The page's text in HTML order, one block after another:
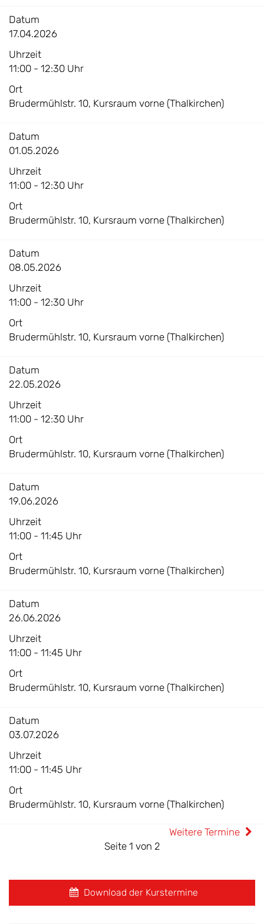
Datum
17.04.2026
Uhrzeit
11:00 - 12:30 Uhr
Ort
Brudermühlstr. 10, Kursraum vorne (Thalkirchen)
Datum
01.05.2026
Uhrzeit
11:00 - 12:30 Uhr
Ort
Brudermühlstr. 10, Kursraum vorne (Thalkirchen)
Datum
08.05.2026
Uhrzeit
11:00 - 12:30 Uhr
Ort
Brudermühlstr. 10, Kursraum vorne (Thalkirchen)
Datum
22.05.2026
Uhrzeit
11:00 - 12:30 Uhr
Ort
Brudermühlstr. 10, Kursraum vorne (Thalkirchen)
Datum
19.06.2026
Uhrzeit
11:00 - 11:45 Uhr
Ort
Brudermühlstr. 10, Kursraum vorne (Thalkirchen)
Datum
26.06.2026
Uhrzeit
11:00 - 11:45 Uhr
Ort
Brudermühlstr. 10, Kursraum vorne (Thalkirchen)
Datum
03.07.2026
Uhrzeit
11:00 - 11:45 Uhr
Ort
Brudermühlstr. 10, Kursraum vorne (Thalkirchen)
Weitere Termine
Seite 1 von 2
Download der Kurstermine